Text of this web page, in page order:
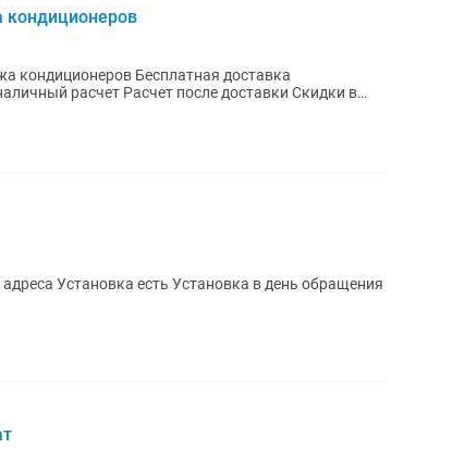
кондиционеров
кондиционеров Бесплатная доставка
расчет Расчет после доставки Скидки в